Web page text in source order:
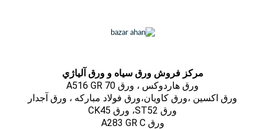
مركز فروش ورق سياه و ورق آلياژي
ورق هاردوکس ، ورق A516 GR 70
ورق اكسين ،ورق كاويان،ورق فولاد مباركه ، ورق آجدار
ورق ST52، ورق CK45
ورق A283 GR C